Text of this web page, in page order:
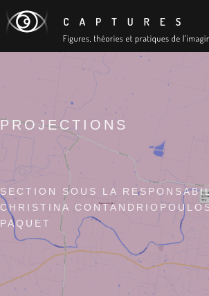
PROJECTIONS
SECTION SOUS LA
CHRISTINA
PAQUET